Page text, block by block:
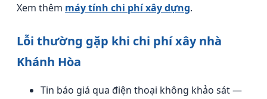
Xem thêm máy tính chi phí xây dựng.
Lỗi thường gặp khi chi phí xây nhà
Khánh Hòa
Tin báo giá qua điện thoại không khảo sát —